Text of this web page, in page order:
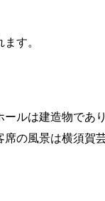
す。
ルは建造物であ
の風景は横須賀